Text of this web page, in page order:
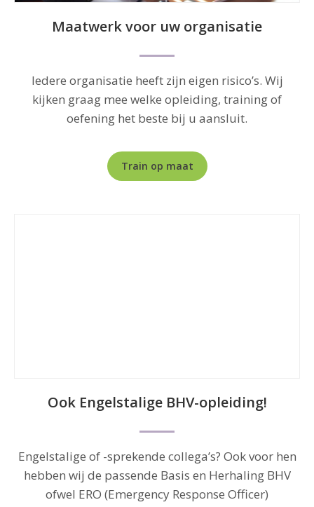
Maatwerk voor uw organisatie
Iedere organisatie heeft zijn eigen risico’s. Wij
kijken graag mee welke opleiding, training of
oefening het beste bij u aansluit.
Train op maat
Ook Engelstalige BHV-opleiding!
Engelstalige of -sprekende collega’s? Ook voor hen
hebben wij de passende Basis en Herhaling BHV
ofwel ERO (Emergency Response Officer)